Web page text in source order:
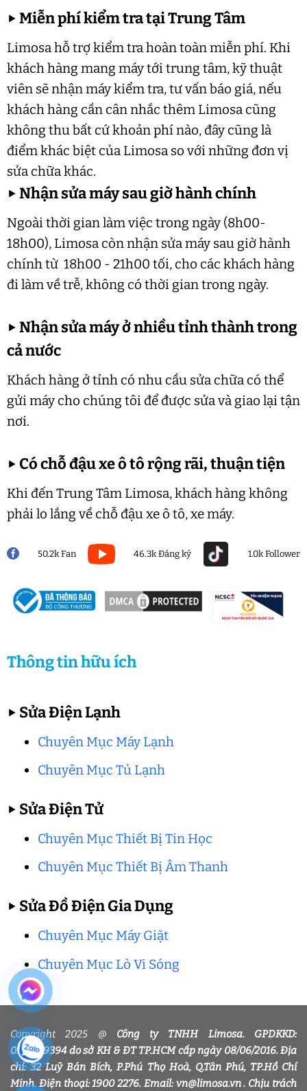
▶Miễn phí kiểm tra tại Trung Tâm
Limosa hỗ trợ kiểm tra hoàn toàn miễn phí. Khi
khách hàng mang máy tới trung tâm, kỹ thuật
viên sẽ nhận máy kiểm tra, tư vấn báo giá, nếu
khách hàng cần cân nhắc thêm Limosa cũng
không thu bất cứ khoản phí nào, đây cũng là
điểm khác biệt của Limosa so với những đơn vị
sửa chữa khác.
▶Nhận sửa máy sau giờ hành chính
Ngoài thời gian làm việc trong ngày (8h00-
18h00), Limosa còn nhận sửa máy sau giờ hành
chính từ 18h00 - 21h00 tối, cho các khách hàng
đi làm về trễ, không có thời gian trong ngày.
▶Nhận sửa máy ở nhiều tỉnh thành trong
cả nước
Khách hàng ở tỉnh có nhu cầu sửa chữa có thể
gửi máy cho chúng tôi để được sửa và giao lại tận
nơi.
▶ Có chỗ đậu xe ô tô rộng rãi, thuận tiện
Khi đến Trung Tâm Limosa, khách hàng không
phải lo lắng về chỗ đậu xe ô tô, xe máy.
50.2k Fan 46.3k Đăng ký 1.0k Follower
Thông tin hữu ích
▶ Sửa Điện Lạnh
Chuyên Mục Máy Lạnh
Chuyên Mục Tủ Lạnh
▶ Sửa Điện Tử
Chuyên Mục Thiết Bị Tin Học
Chuyên Mục Thiết Bị Âm Thanh
▶ Sửa Đồ Điện Gia Dụng
Chuyên Mục Máy Giặt
Chuyên Mục Lò Vi Sóng
Copyright 2025 @ Công ty TNHH Limosa. GPDKKD:
0318339394 do sở KH & ĐT TP.HCM cấp ngày 08/06/2016. Địa
chỉ: 32 Luỹ Bán Bích, P.Phú Thọ Hoà, Q.Tân Phú, TP.Hồ Chí
Minh. Điện thoại: 1900 2276. Email: vn@limosa.vn . Chịu trách